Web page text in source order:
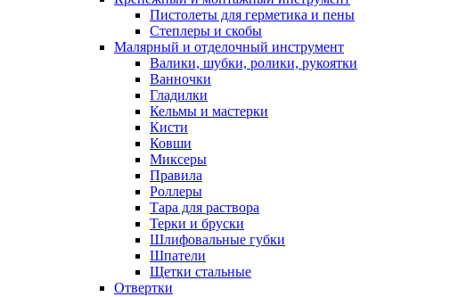
Пистолеты для герметика и пены
Степлеры и скобы
Малярный и отделочный инструмент
Валики, шубки, ролики, рукоятки
Ванночки
Гладилки
Кельмы и мастерки
Кисти
Ковши
Миксеры
Правила
Роллеры
Тара для раствора
Терки и бруски
Шлифовальные губки
Шпатели
Щетки стальные
Отвертки